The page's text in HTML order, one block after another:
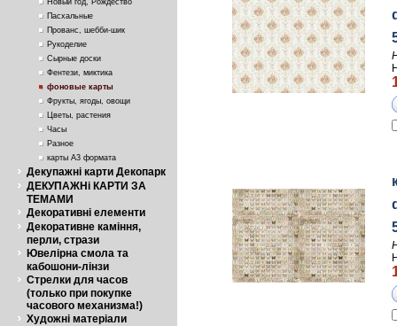
Новый год, Рождество
Пасхальные
Прованс, шебби-шик
Рукоделие
Сырные доски
Фентези, миктика
фоновые карты
Фрукты, ягоды, овощи
Цветы, растения
Часы
Разное
карты А3 формата
Декупажні карти Декопарк
ДЕКУПАЖНі КАРТИ ЗА
ТЕМАМИ
Декоративні елементи
Декоративне каміння,
перли, стрази
Ювелірна смола та
кабошони-лінзи
Стрелки для часов
(только при покупке
часового механизма!)
Художні матеріали